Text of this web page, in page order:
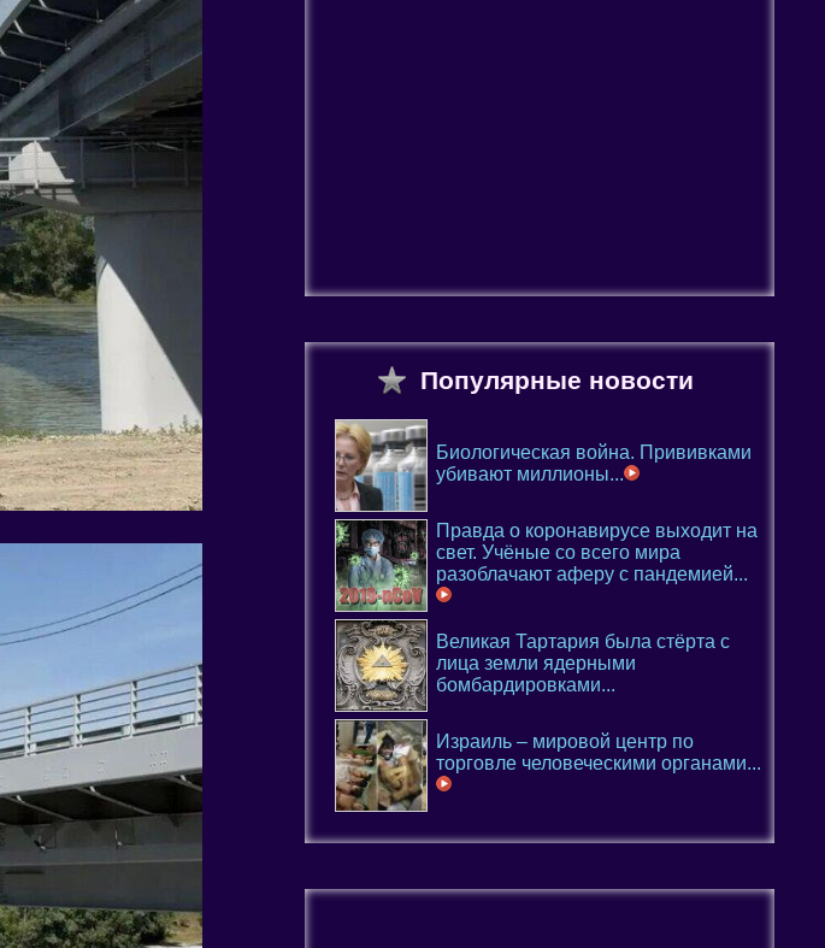
Популярные новости
Биологическая война. Прививками
убивают миллионы...
Правда о коронавирусе выходит на
свет. Учёные со всего мира
разоблачают аферу с пандемией...
Великая Тартария была стёрта с
лица земли ядерными
бомбардировками...
Израиль – мировой центр по
торговле человеческими органами...